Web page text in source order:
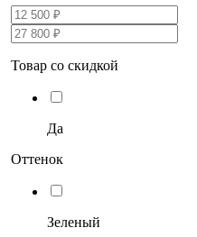
Товар со скидкой
Да
Оттенок
Зеленый